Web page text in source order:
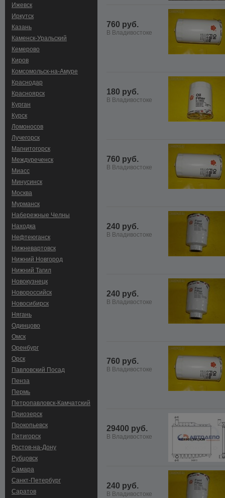
Ижевск
Иркутск
Казань
Каменск-Уральский
Кемерово
Киров
Комсомольск-на-Амуре
Краснодар
Красноярск
Курган
Курск
Ломоносов
Лучегорск
Магнитогорск
Междуреченск
Миасс
Минусинск
Москва
Мурманск
Набережные Челны
Находка
Нефтеюганск
Нижневартовск
Нижний Новгород
Нижний Тагил
Новокузнецк
Новороссийск
Новосибирск
Нягань
Одинцово
Омск
Оренбург
Орск
Павловский Посад
Пенза
Пермь
Петропавловск-Камчатский
Приозерск
Прокопьевск
Пятигорск
Ростов-на-Дону
Рубцовск
Самара
Санкт-Петербург
Саратов
760 руб.
В Владивостоке
180 руб.
В Владивостоке
760 руб.
В Владивостоке
240 руб.
В Владивостоке
240 руб.
В Владивостоке
760 руб.
В Владивостоке
29400 руб.
В Владивостоке
240 руб.
В Владивостоке